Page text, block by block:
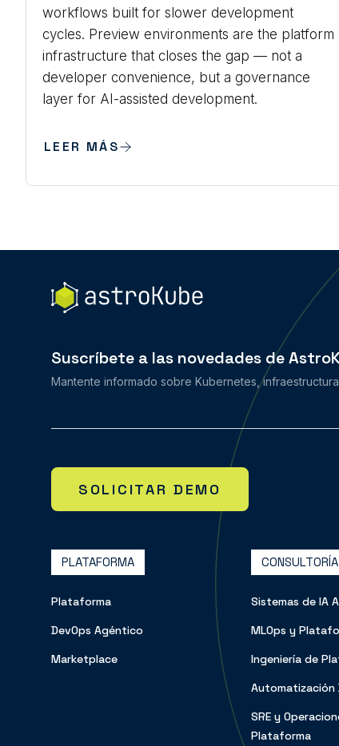
workflows built for slower development
cycles. Preview environments are the platform
infrastructure that closes the gap — not a
developer convenience, but a governance
layer for AI-assisted development.
LEER MÁS
Suscríbete a las novedades de
Mantente informado sobre Kubernetes,
SOLICITAR DEMO
PLATAFORMA
Plataforma
DevOps Agéntico
Marketplace
CONSULTORÍA
Sistemas de IA
MLOps y
Ingeniería de
Automatización
SRE y
Plataforma